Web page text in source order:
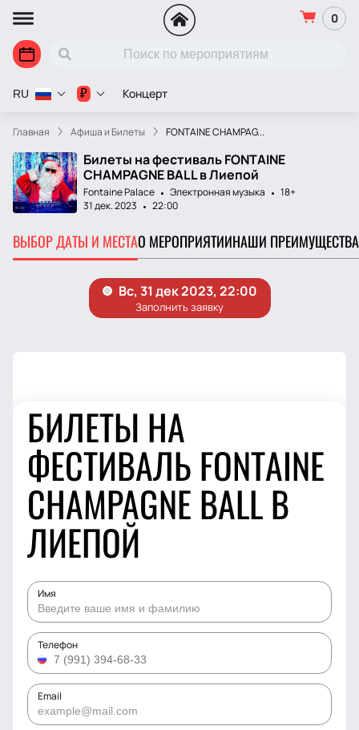
0
Концерт
RU ₽
Главная Афиша и Билеты FONTAINE CHAMPAG...
Билеты на фестиваль FONTAINE
CHAMPAGNE BALL в Лиепой
Fontaine Palace Электронная музыка
18+
31 дек. 2023
22:00
ВЫБОР ДАТЫ И МЕСТАО МЕРОПРИЯТИИНАШИ ПРЕИМУЩЕСТВА
БИЛЕТЫ НА
ФЕСТИВАЛЬ FONTAINE
CHAMPAGNE BALL В
ЛИЕПОЙ
Имя
Телефон
Email